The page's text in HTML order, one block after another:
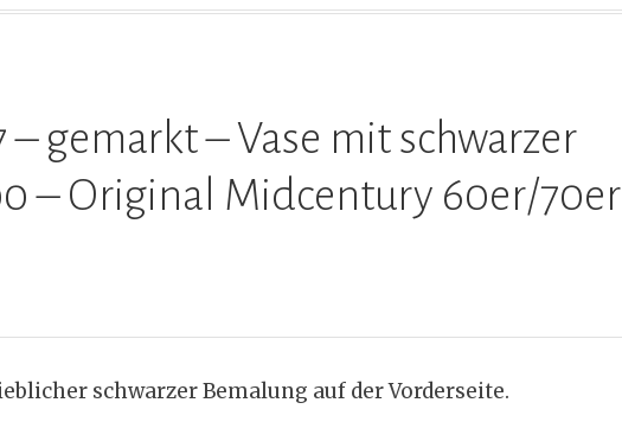
– gemarkt – Vase mit schwarzer
– Original Midcentury 60er/70er
schwarzer Bemalung auf der Vorderseite.